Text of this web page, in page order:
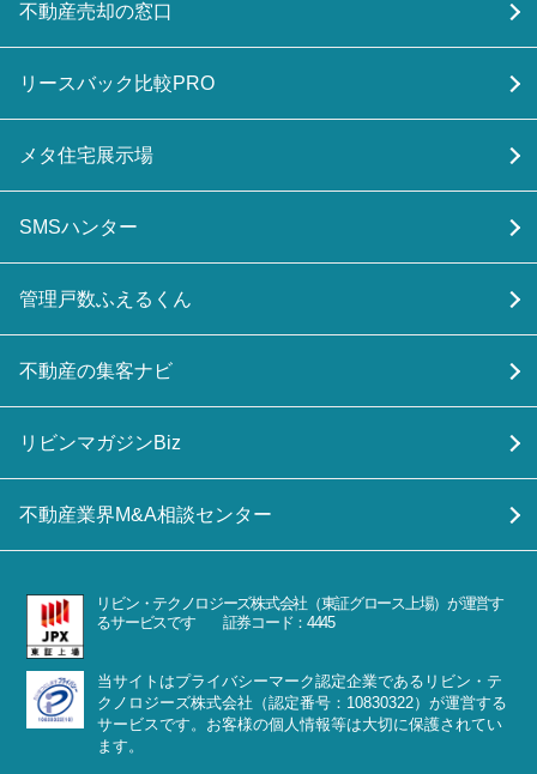
不動産売却の窓口
リースバック比較PRO
メタ住宅展示場
SMSハンター
管理戸数ふえるくん
不動産の集客ナビ
リビンマガジンBiz
不動産業界M&A相談センター
リビン・テクノロジーズ株式会社（東証グロース上場）が運営す
るサービスです 証券コード：4445
当サイトはプライバシーマーク認定企業であるリビン・テ
クノロジーズ株式会社（認定番号：10830322）が運営する
サービスです。お客様の個人情報等は大切に保護されてい
ます。